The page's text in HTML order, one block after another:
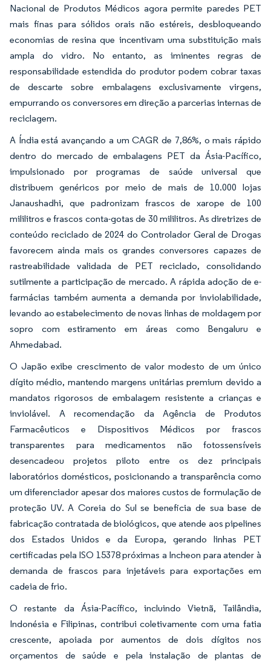
Nacional de Produtos Médicos agora permite paredes PET
mais finas para sólidos orais não estéreis, desbloqueando
economias de resina que incentivam uma substituição mais
ampla do vidro. No entanto, as iminentes regras de
responsabilidade estendida do produtor podem cobrar taxas
de descarte sobre embalagens exclusivamente virgens,
empurrando os conversores em direção a parcerias internas de
reciclagem.
A Índia está avançando a um CAGR de 7,86%, o mais rápido
dentro do mercado de embalagens PET da Ásia-Pacífico,
impulsionado por programas de saúde universal que
distribuem genéricos por meio de mais de 10.000 lojas
Janaushadhi, que padronizam frascos de xarope de 100
mililitros e frascos conta-gotas de 30 mililitros. As diretrizes de
conteúdo reciclado de 2024 do Controlador Geral de Drogas
favorecem ainda mais os grandes conversores capazes de
rastreabilidade validada de PET reciclado, consolidando
sutilmente a participação de mercado. A rápida adoção de e-
farmácias também aumenta a demanda por inviolabilidade,
levando ao estabelecimento de novas linhas de moldagem por
sopro com estiramento em áreas como Bengaluru e
Ahmedabad.
O Japão exibe crescimento de valor modesto de um único
dígito médio, mantendo margens unitárias premium devido a
mandatos rigorosos de embalagem resistente a crianças e
inviolável. A recomendação da Agência de Produtos
Farmacêuticos e Dispositivos Médicos por frascos
transparentes para medicamentos não fotossensíveis
desencadeou projetos piloto entre os dez principais
laboratórios domésticos, posicionando a transparência como
um diferenciador apesar dos maiores custos de formulação de
proteção UV. A Coreia do Sul se beneficia de sua base de
fabricação contratada de biológicos, que atende aos pipelines
dos Estados Unidos e da Europa, gerando linhas PET
certificadas pela ISO 15378 próximas a Incheon para atender à
demanda de frascos para injetáveis para exportações em
cadeia de frio.
O restante da Ásia-Pacífico, incluindo Vietnã, Tailândia,
Indonésia e Filipinas, contribui coletivamente com uma fatia
crescente, apoiada por aumentos de dois dígitos nos
orçamentos de saúde e pela instalação de plantas de